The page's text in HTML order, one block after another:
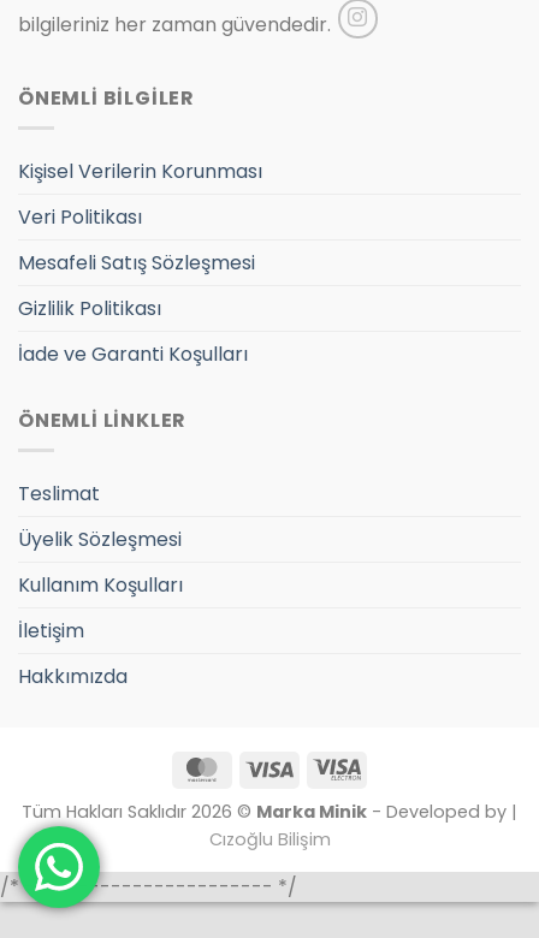
bilgileriniz her zaman güvendedir.
ÖNEMLİ BİLGİLER
Kişisel Verilerin Korunması
Veri Politikası
Mesafeli Satış Sözleşmesi
Gizlilik Politikası
İade ve Garanti Koşulları
ÖNEMLİ LİNKLER
Teslimat
Üyelik Sözleşmesi
Kullanım Koşulları
İletişim
Hakkımızda
MasterCard
Visa
Visa
Tüm Hakları Saklıdır 2026 © Marka Minik - Developed by |
Cızoğlu Bilişim
/* ----------------------- */